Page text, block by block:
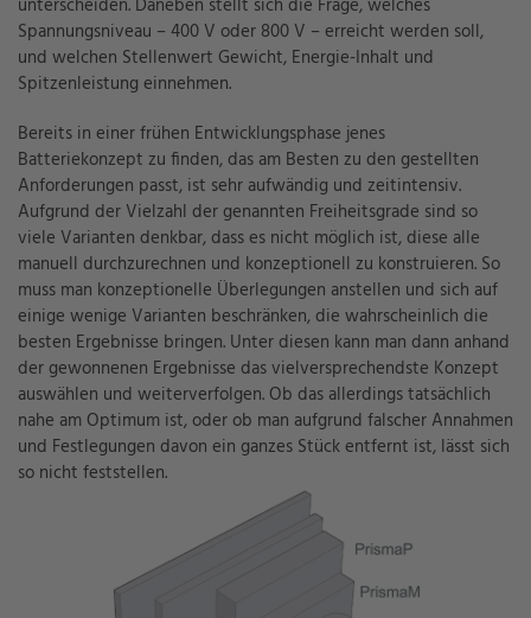
unterscheiden. Daneben stellt sich die Frage, welches
Spannungsniveau – 400 V oder 800 V – erreicht werden soll,
und welchen Stellenwert Gewicht, Energie-Inhalt und
Spitzenleistung einnehmen.
Bereits in einer frühen Entwicklungsphase jenes
Batteriekonzept zu finden, das am Besten zu den gestellten
Anforderungen passt, ist sehr aufwändig und zeitintensiv.
Aufgrund der Vielzahl der genannten Freiheitsgrade sind so
viele Varianten denkbar, dass es nicht möglich ist, diese alle
manuell durchzurechnen und konzeptionell zu konstruieren. So
muss man konzeptionelle Überlegungen anstellen und sich auf
einige wenige Varianten beschränken, die wahrscheinlich die
besten Ergebnisse bringen. Unter diesen kann man dann anhand
der gewonnenen Ergebnisse das vielversprechendste Konzept
auswählen und weiterverfolgen. Ob das allerdings tatsächlich
nahe am Optimum ist, oder ob man aufgrund falscher Annahmen
und Festlegungen davon ein ganzes Stück entfernt ist, lässt sich
so nicht feststellen.